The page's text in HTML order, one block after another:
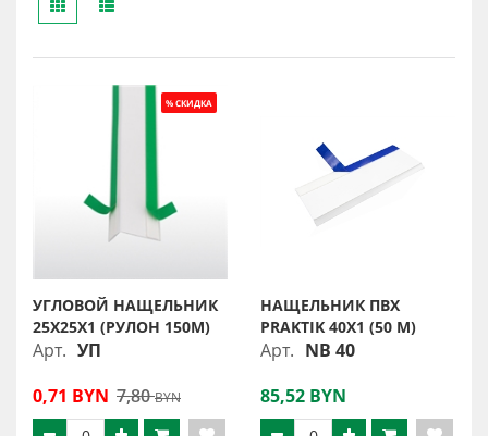
УГЛОВОЙ НАЩЕЛЬНИК
25Х25Х1 (РУЛОН 150М)
Арт. УП
0,71 BYN 7,80BYN
НАЩЕЛЬНИК ПВХ
PRAKTIK 40X1 (50 М)
Арт. NB 40
85,52 BYN